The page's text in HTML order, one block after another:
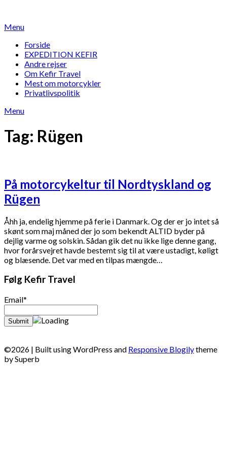
content
Menu
Forside
EXPEDITION KEFIR
Andre rejser
Om Kefir Travel
Mest om motorcykler
Privatlivspolitik
Menu
Tag: Rügen
På motorcykeltur til Nordtyskland og
Rügen
Åhh ja, endelig hjemme på ferie i Danmark. Og der er jo intet så
skønt som maj måned der jo som bekendt ALTID byder på
dejlig varme og solskin. Sådan gik det nu ikke lige denne gang,
hvor forårsvejret havde bestemt sig til at være ustadigt, køligt
og blæsende. Det var med en tilpas mængde…
Følg Kefir Travel
Email*
©2026 | Built using WordPress and Responsive Blogilytheme
by Superb